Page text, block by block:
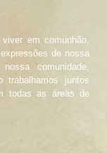
em comunhão,
de nossa
comunidade,
trabalhamos juntos
todas as áreas de